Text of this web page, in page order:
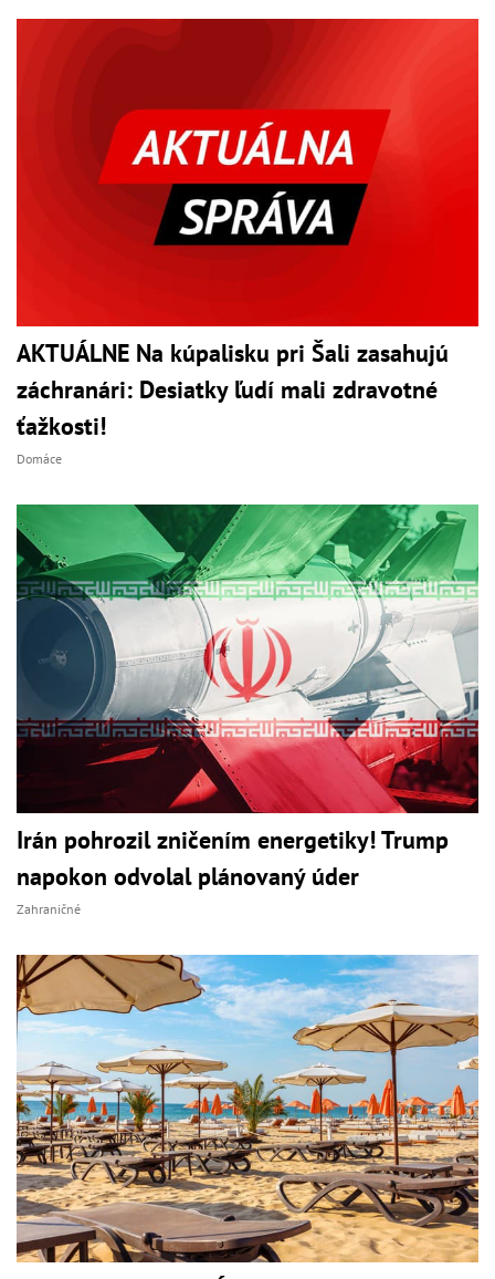
AKTUÁLNE Na kúpalisku pri Šali zasahujú
záchranári: Desiatky ľudí mali zdravotné
ťažkosti!
Domáce
Irán pohrozil zničením energetiky! Trump
napokon odvolal plánovaný úder
Zahraničné